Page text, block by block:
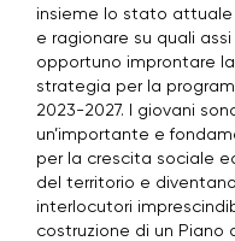
insieme lo stato
e ragionare su quali assi
opportuno improntare
strategia per la
2023-2027. I giovani
un’importante e
per la crescita sociale
del territorio e
interlocutori
costruzione di un Piano